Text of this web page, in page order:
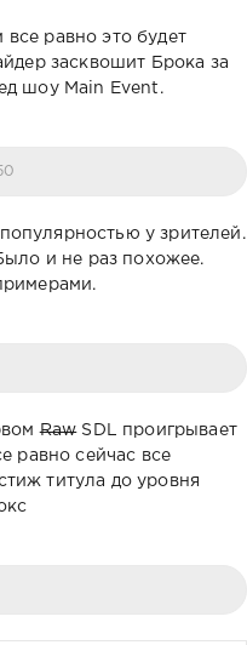
равно это будет
засквошит Брока за
шоу Main Event.
у зрителей.
и не раз похожее.
RawSDL проигрывает
равно сейчас все
титула до уровня